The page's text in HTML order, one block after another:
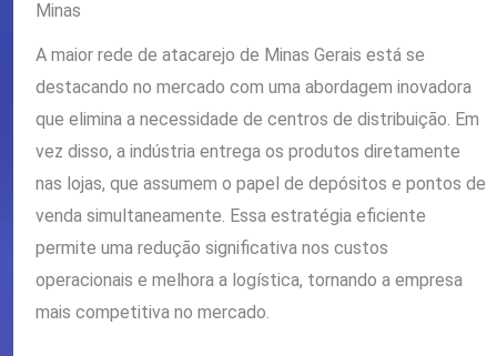
Minas
A maior rede de atacarejo de Minas Gerais está se
destacando no mercado com uma abordagem inovadora
que elimina a necessidade de centros de distribuição. Em
vez disso, a indústria entrega os produtos diretamente
nas lojas, que assumem o papel de depósitos e pontos de
venda simultaneamente. Essa estratégia eficiente
permite uma redução significativa nos custos
operacionais e melhora a logística, tornando a empresa
mais competitiva no mercado.